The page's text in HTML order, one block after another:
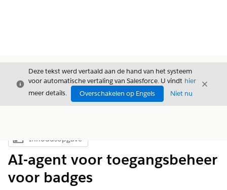
Sluiten
Deze tekst werd vertaald aan de hand van het systeem
voor automatische vertaling van Salesforce. U vindt hier
meer details.
Overschakelen op Engels Niet nu
Sluiten
Inhoudsopgave weergeven
Inhoudsopgave
AI-agent voor toegangsbeheer
voor badges